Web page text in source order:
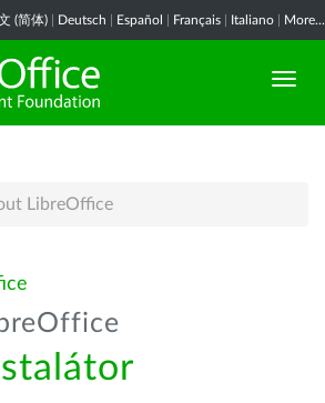
(简体) Deutsch Español Français Italiano More...
LibreOffice